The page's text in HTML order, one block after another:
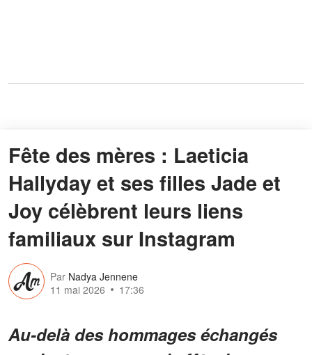
Fête des mères : Laeticia
Hallyday et ses filles Jade et
Joy célèbrent leurs liens
familiaux sur Instagram
Par Nadya Jennene
11 mai 2026
17:36
Au-delà des hommages échangés